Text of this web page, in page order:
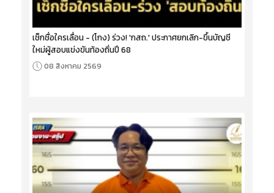
เช็กชื่อใครเลื่อน - (โกง) ร่วง! 'กสถ.' ประกาศยกเลิก-ขึ้นบัญชี
ใหม่ผู้สอบแข่งขันท้องถิ่นปี 68
08 สิงหาคม 2569